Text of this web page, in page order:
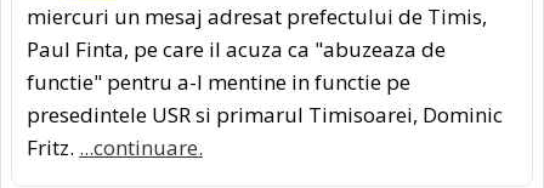
miercuri un mesaj adresat prefectului de Timis,
Paul Finta, pe care il acuza ca "abuzeaza de
functie" pentru a-l mentine in functie pe
presedintele USR si primarul Timisoarei, Dominic
Fritz. ...continuare.